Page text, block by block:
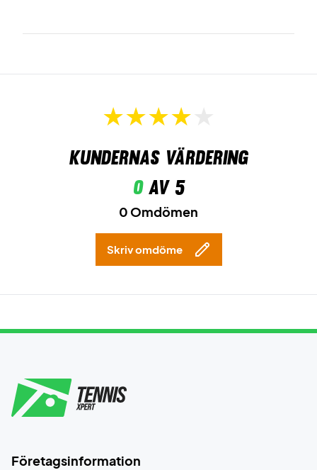
Kundernas värdering
0av 5
0 Omdömen
Skriv omdöme
Företagsinformation